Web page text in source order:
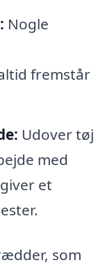
Nogle
fremstår
Udover tøj
med
et
som